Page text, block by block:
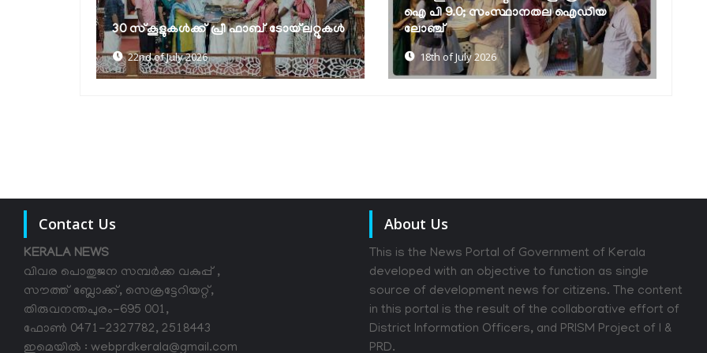
ഐ പി 9.0; സംസ്ഥാനതല ഐഡിയ
ലോഞ്ച്
18th of July 2026
ബോധവല്‍ക്കരണ സെമിനാറും
പ്രശ്നോത്തരിയും
17th of July 2026
Contact Us
KERALA NEWS
വിവര പൊതുജന സമ്പര്‍ക്ക വകുപ്പ് ,
സൗത്ത് ബ്ലോക്ക്, സെക്രട്ടേറിയറ്റ്,
തിരുവനന്തപുരം-695 001,
ഫോൺ 0471-2327782, 2518443
ഇമെയിൽ : webprdkerala@gmail.com
About Us
This is the News Portal of Government of Kerala
developed with an objective to function as single
source of development news for citizens. The content
in this portal is the result of the collaborative effort of
District Information Officers, and PRISM Project of I &
PRD.